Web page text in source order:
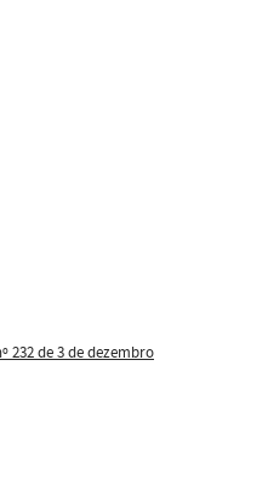
232 de 3 de dezembro